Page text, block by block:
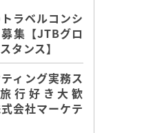
ラベルコンシ
集【JTBグロ
タンス】
ィング実務ス
行好き大歓
会社マーケテ